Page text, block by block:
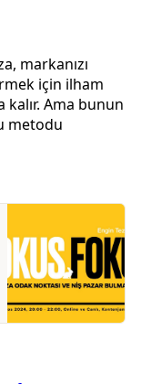
markanızı
için ilham
kalır. Ama bunun
metodu